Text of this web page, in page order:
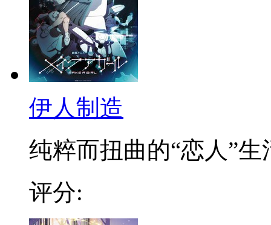
伊人制造
纯粹而扭曲的“恋人”生
评分: